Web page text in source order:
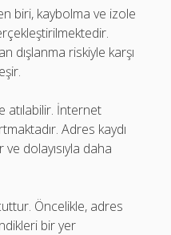
biri, kaybolma ve izole
dışlanma riskiyle karşı
atılabilir. İnternet
Adres kaydı
dolayısıyla daha
Öncelikle, adres
bir yer